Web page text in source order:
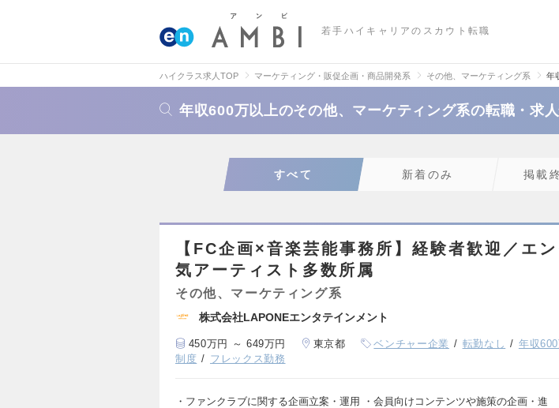
若手ハイキャリアのスカウト転職
ハイクラス求人TOP マーケティング・販促企画・商品開発系 その他、マーケティング系 年
年収600万以上のその他、マーケティング系の転職・求
すべて 新着のみ 掲載
【FC企画×音楽芸能事務所】経験者歓迎／エ
気アーティスト多数所属
その他、マーケティング系
株式会社LAPONEエンタテインメント
450万円 ～ 649万円 東京都 ベンチャー企業 転勤なし 年収
制度
フレックス勤務
・ファンクラブに関する企画立案・運用 ・会員向けコンテンツや施策の企画・進